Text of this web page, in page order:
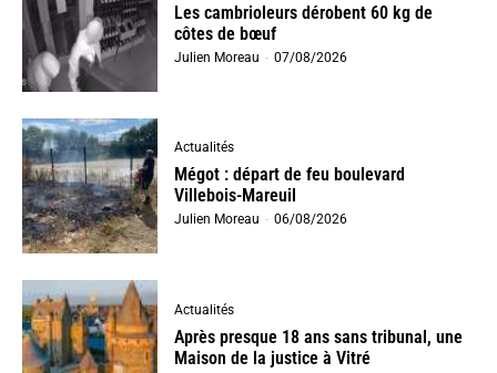
Les cambrioleurs dérobent 60 kg de
côtes de bœuf
Julien Moreau - 07/08/2026
Actualités
Mégot : départ de feu boulevard
Villebois-Mareuil
Julien Moreau - 06/08/2026
Actualités
Après presque 18 ans sans tribunal, une
Maison de la justice à Vitré